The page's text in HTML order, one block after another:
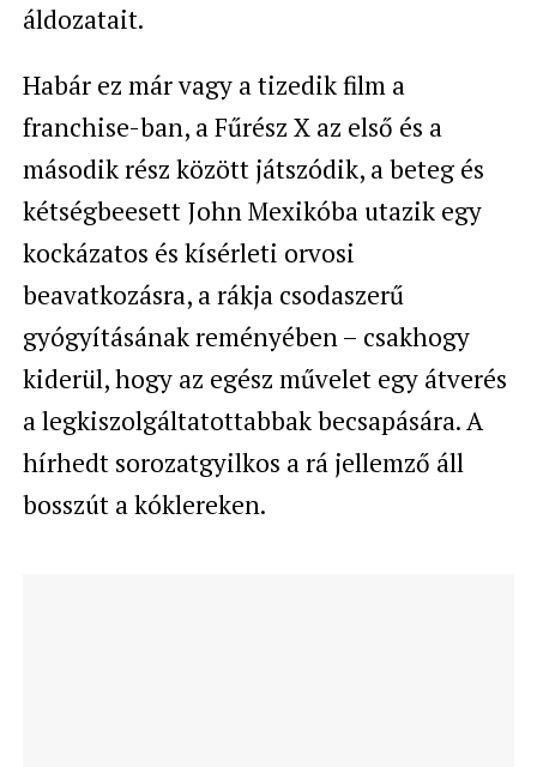
áldozatait.
Habár ez már vagy a tizedik film a
franchise-ban, a Fűrész X az első és a
második rész között játszódik, a beteg és
kétségbeesett John Mexikóba utazik egy
kockázatos és kísérleti orvosi
beavatkozásra, a rákja csodaszerű
gyógyításának reményében – csakhogy
kiderül, hogy az egész művelet egy átverés
a legkiszolgáltatottabbak becsapására. A
hírhedt sorozatgyilkos a rá jellemző áll
bosszút a kóklereken.